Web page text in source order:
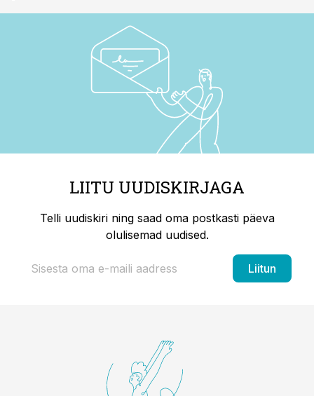
LIITU UUDISKIRJAGA
Telli uudiskiri ning saad oma postkasti päeva
olulisemad uudised.
Liitun